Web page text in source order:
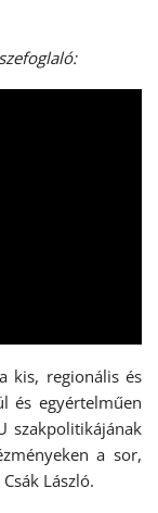
kis, regionális és
és egyértelműen
szakpolitikájának
a sor,
László.